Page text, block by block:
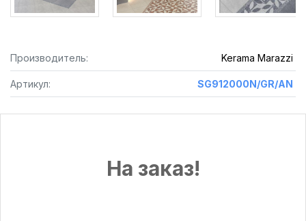
Производитель: Kerama Marazzi
Артикул: SG912000N/GR/AN
На заказ!